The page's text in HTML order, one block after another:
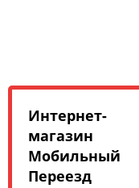
Интернет-
магазин
Мобильный
Переезд